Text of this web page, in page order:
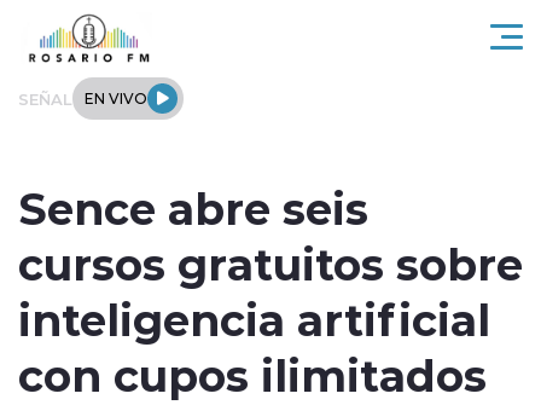
Click acá para ir directamente al contenido
SEÑAL EN VIVO
Regionales
Tendencias
Sence abre seis
cursos gratuitos sobre
inteligencia artificial
con cupos ilimitados